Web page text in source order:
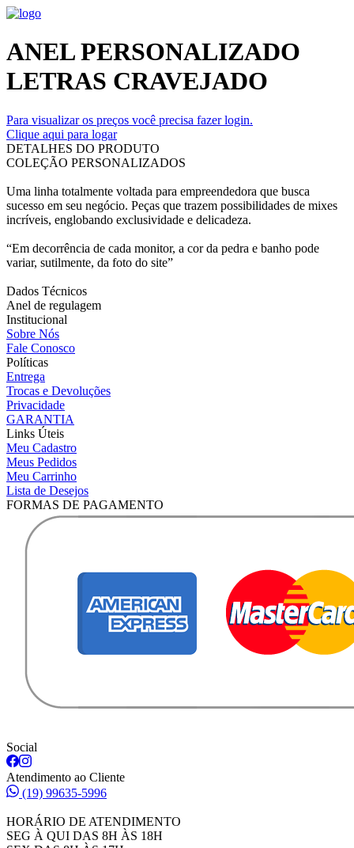
ANEL PERSONALIZADO
LETRAS CRAVEJADO
Para visualizar os preços você precisa fazer login.
Clique aqui para logar
DETALHES DO PRODUTO
COLEÇÃO PERSONALIZADOS
Uma linha totalmente voltada para empreendedora que busca
sucesso em seu negócio. Peças que trazem possibilidades de mixes
incríveis, englobando exclusividade e delicadeza.
“Em decorrência de cada monitor, a cor da pedra e banho pode
variar, sutilmente, da foto do site”
Dados Técnicos
Anel de regulagem
Institucional
Sobre Nós
Fale Conosco
Políticas
Entrega
Trocas e Devoluções
Privacidade
GARANTIA
Links Úteis
Meu Cadastro
Meus Pedidos
Meu Carrinho
Lista de Desejos
FORMAS DE PAGAMENTO
Social
Atendimento ao Cliente
(19) 99635-5996
HORÁRIO DE ATENDIMENTO
SEG À QUI DAS 8H ÀS 18H